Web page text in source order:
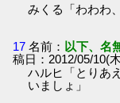
みくる「わわわ
17 名前： 以下、名
稿日：2012/05/10(
ハルヒ「とりあ
いましょ」